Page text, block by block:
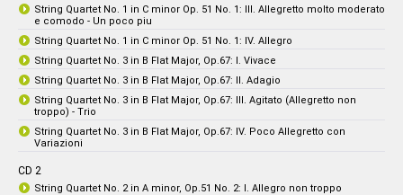
String Quartet No. 1 in C minor Op. 51 No. 1: III. Allegretto molto moderato
e comodo - Un poco piu
String Quartet No. 1 in C minor Op. 51 No. 1: IV. Allegro
String Quartet No. 3 in B Flat Major, Op.67: I. Vivace
String Quartet No. 3 in B Flat Major, Op.67: II. Adagio
String Quartet No. 3 in B Flat Major, Op.67: III. Agitato (Allegretto non
troppo) - Trio
String Quartet No. 3 in B Flat Major, Op.67: IV. Poco Allegretto con
Variazioni
CD 2
String Quartet No. 2 in A minor, Op.51 No. 2: I. Allegro non troppo